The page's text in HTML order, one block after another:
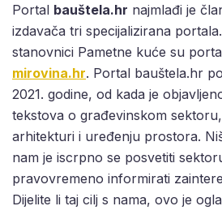
Portal bauštela.hr najmlađi je
izdavača tri specijalizirana
stanovnici Pametne kuće su
mirovina.hr. Portal bauštela.hr
2021. godine, od kada je
tekstova o građevinskom
arhitekturi i uređenju prostora.
nam je iscrpno se posvetiti
pravovremeno informirati
Dijelite li taj cilj s nama, ovo je